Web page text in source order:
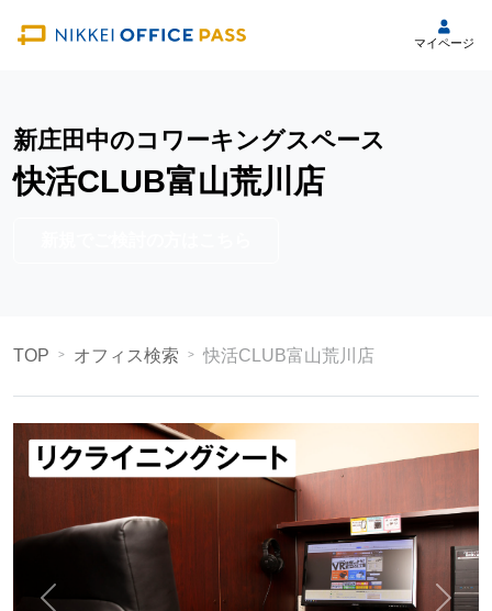
マイページ
新庄田中のコワーキングスペース
快活CLUB富山荒川店
TOP オフィス検索 快活CLUB富山荒川店